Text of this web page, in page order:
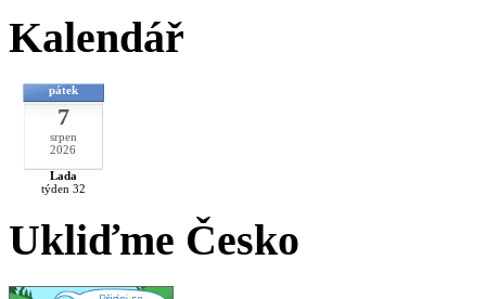
Kalendář
pátek
7
srpen
2026
Lada
týden 32
Ukliďme Česko